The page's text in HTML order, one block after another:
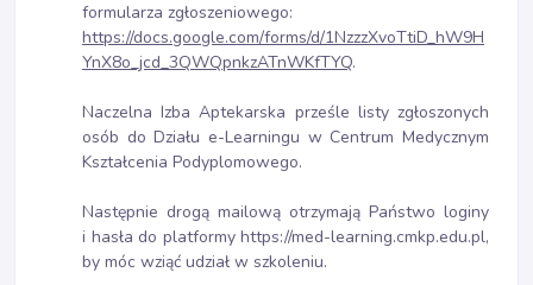
formularza zgłoszeniowego:
https://docs.google.com/forms/d/1NzzzXvoTtiD_hW9H
YnX8o_jcd_3QWQpnkzATnWKfTYQ.
Naczelna Izba Aptekarska prześle listy zgłoszonych
osób do Działu e-Learningu w Centrum Medycznym
Kształcenia Podyplomowego.
Następnie drogą mailową otrzymają Państwo loginy
i hasła do platformy https://med-learning.cmkp.edu.pl,
by móc wziąć udział w szkoleniu.